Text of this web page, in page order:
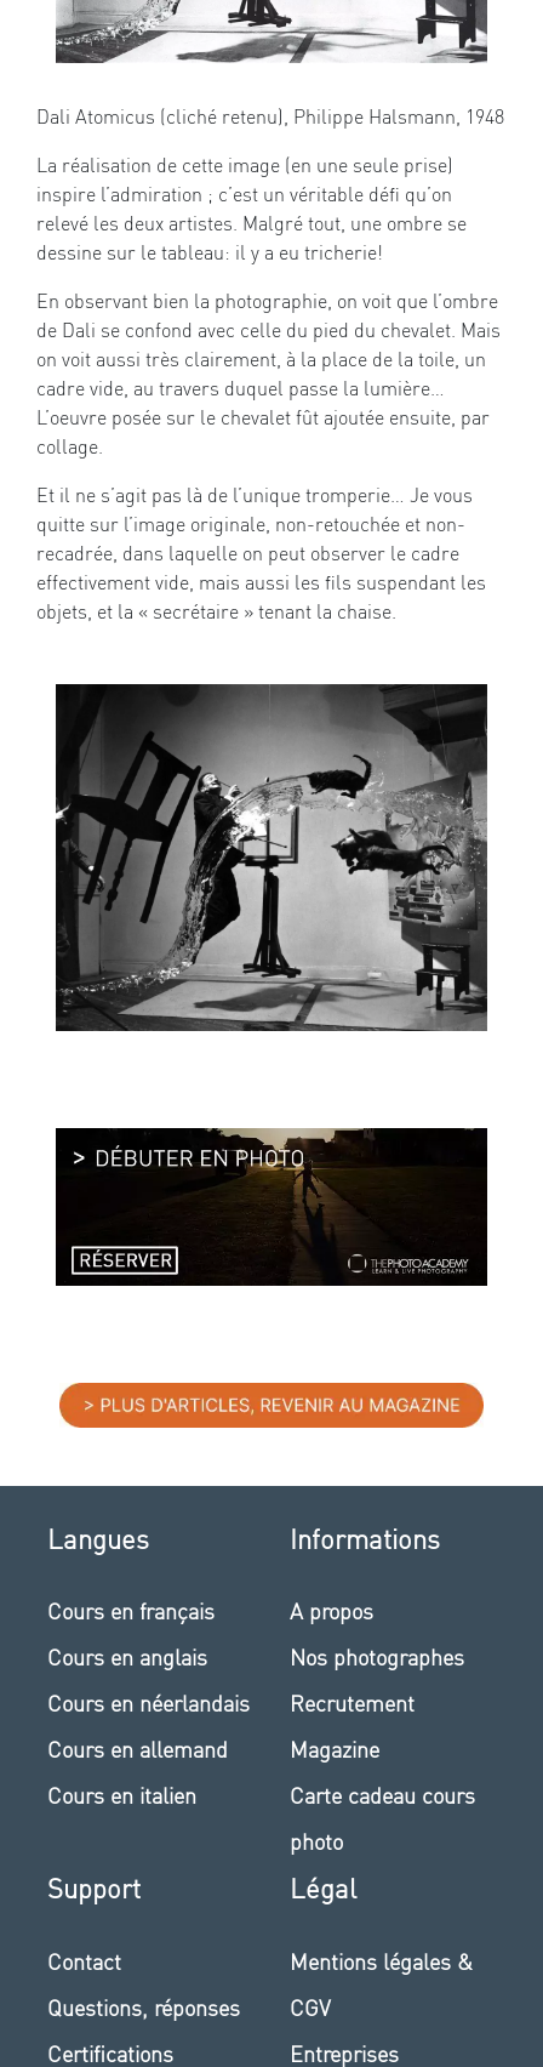
Dali Atomicus (cliché retenu), Philippe Halsmann, 1948
La réalisation de cette image (en une seule prise)
inspire l’admiration ; c’est un véritable défi qu’on
relevé les deux artistes. Malgré tout, une ombre se
dessine sur le tableau: il y a eu tricherie!
En observant bien la photographie, on voit que l’ombre
de Dali se confond avec celle du pied du chevalet. Mais
on voit aussi très clairement, à la place de la toile, un
cadre vide, au travers duquel passe la lumière…
L’oeuvre posée sur le chevalet fût ajoutée ensuite, par
collage.
Et il ne s’agit pas là de l’unique tromperie… Je vous
quitte sur l’image originale, non-retouchée et non-
recadrée, dans laquelle on peut observer le cadre
effectivement vide, mais aussi les fils suspendant les
objets, et la « secrétaire » tenant la chaise.
Langues
Cours en français
Cours en anglais
Cours en néerlandais
Cours en allemand
Cours en italien
Informations
A propos
Nos photographes
Recrutement
Magazine
Carte cadeau cours
photo
Support
Contact
Questions, réponses
Certifications
Légal
Mentions légales &
CGV
Entreprises